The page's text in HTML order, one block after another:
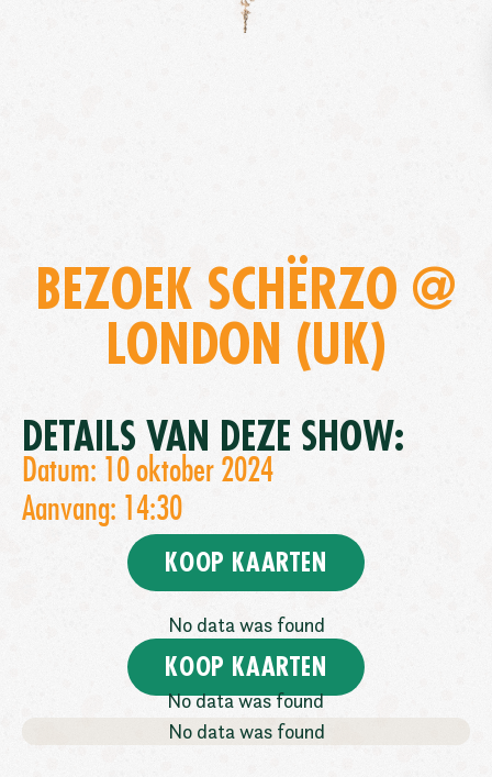
BEZOEK SCHËRZO @
LONDON (UK)
DETAILS VAN DEZE SHOW:
Datum: 10 oktober 2024
Aanvang: 14:30
KOOP KAARTEN
No data was found
KOOP KAARTEN
No data was found
No data was found